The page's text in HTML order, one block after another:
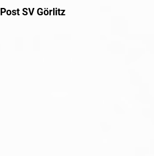
Post SV Görlitz